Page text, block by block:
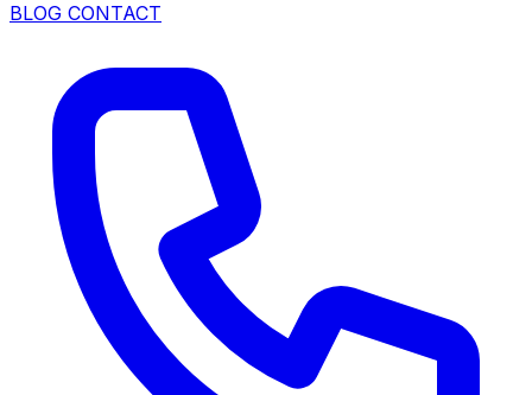
BLOG CONTACT